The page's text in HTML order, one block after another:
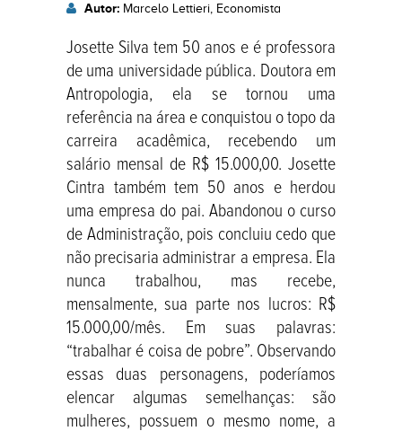
Autor: Marcelo Lettieri, Economista
Josette Silva tem 50 anos e é professora
de uma universidade pública. Doutora em
Antropologia, ela se tornou uma
referência na área e conquistou o topo da
carreira acadêmica, recebendo um
salário mensal de R$ 15.000,00. Josette
Cintra também tem 50 anos e herdou
uma empresa do pai. Abandonou o curso
de Administração, pois concluiu cedo que
não precisaria administrar a empresa. Ela
nunca trabalhou, mas recebe,
mensalmente, sua parte nos lucros: R$
15.000,00/mês. Em suas palavras:
“trabalhar é coisa de pobre”. Observando
essas duas personagens, poderíamos
elencar algumas semelhanças: são
mulheres, possuem o mesmo nome, a